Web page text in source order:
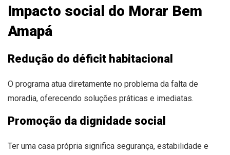
Impacto social do Morar Bem
Amapá
Redução do déficit habitacional
O programa atua diretamente no problema da falta de
moradia, oferecendo soluções práticas e imediatas.
Promoção da dignidade social
Ter uma casa própria significa segurança, estabilidade e